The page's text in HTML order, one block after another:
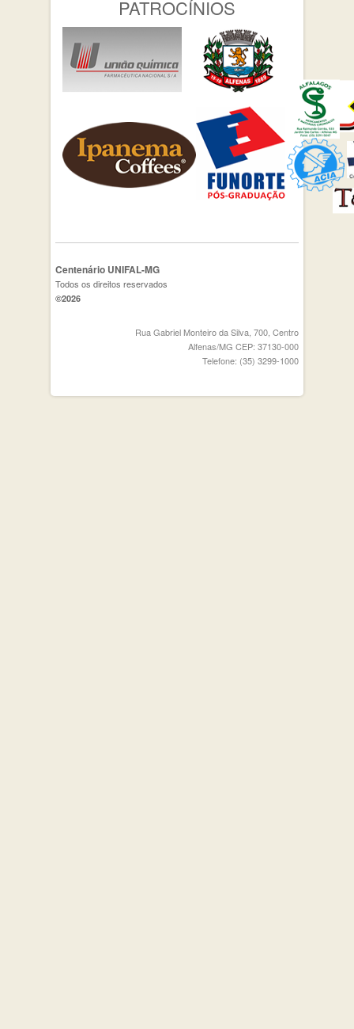
PATROCÍNIOS
Centenário UNIFAL-MG
Todos os direitos reservados
©2026
Rua Gabriel Monteiro da Silva, 700, Centro
Alfenas/MG CEP: 37130-000
Telefone: (35) 3299-1000